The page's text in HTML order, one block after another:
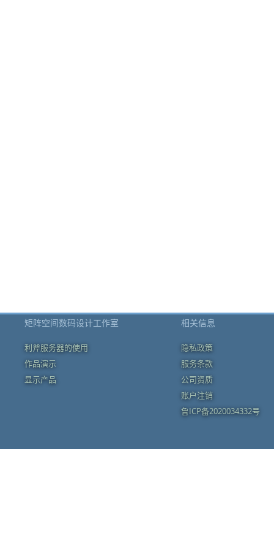
矩阵空间数码设计工作室
利斧服务器的使用
作品演示
显示产品
相关信息
隐私政策
服务条款
公司资质
账户注销
鲁ICP备2020034332号